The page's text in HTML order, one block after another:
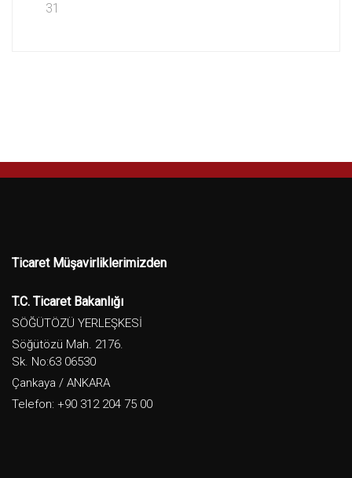
31
Ticaret Müşavirliklerimizden
T.C. Ticaret Bakanlığı
SÖĞÜTÖZÜ YERLEŞKESİ
Söğütözü Mah. 2176.
Sk. No:63 06530
Çankaya / ANKARA
Telefon: +90 312 204 75 00